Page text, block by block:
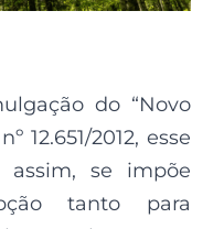
do “Novo
12.651/2012, esse
assim, se impõe
tanto para